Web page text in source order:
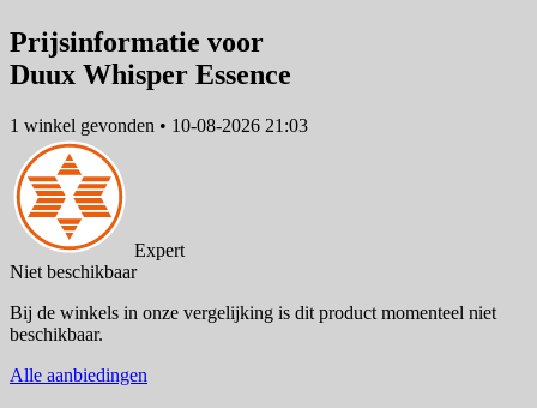
Prijsinformatie voor
Duux Whisper Essence
1 winkel gevonden • 10-08-2026 21:03
Expert
Niet beschikbaar
Bij de winkels in onze vergelijking is dit product momenteel niet
beschikbaar.
Alle aanbiedingen